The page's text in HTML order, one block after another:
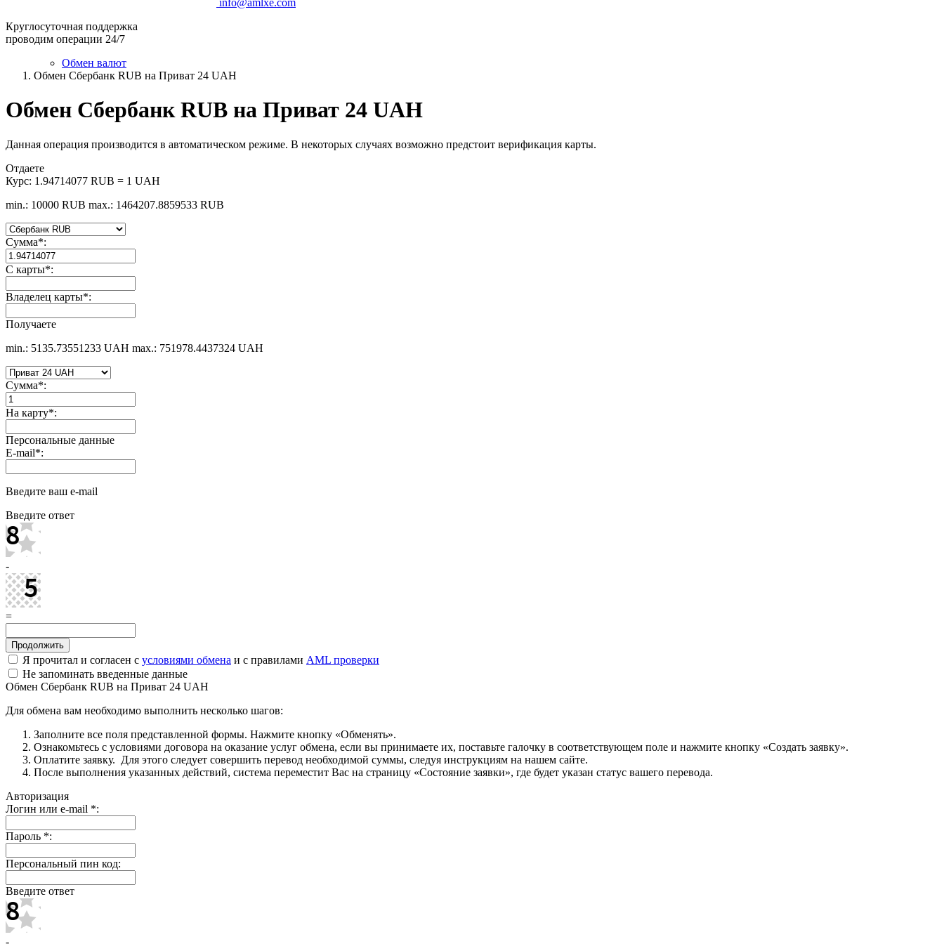
info@amlxe.com
Круглосуточная поддержка
проводим операции 24/7
Обмен валют
Обмен Сбербанк RUB на Приват 24 UAH
Обмен Сбербанк RUB на Приват 24 UAH
Данная операция производится в автоматическом режиме. В некоторых случаях возможно предстоит верификация карты.
Отдаете
Курс: 1.94714077 RUB = 1 UAH
min.: 10000 RUB max.: 1464207.8859533 RUB
Сумма*:
С карты*:
Владелец карты*:
Получаете
min.: 5135.73551233 UAH max.: 751978.4437324 UAH
Сумма*:
На карту*:
Персональные данные
E-mail*:
Введите ваш e-mail
Введите ответ
-
=
Я прочитал и согласен с условиями обмена и с правилами AML проверки
Не запоминать введенные данные
Обмен Сбербанк RUB на Приват 24 UAH
Для обмена вам необходимо выполнить несколько шагов:
Заполните все поля представленной формы. Нажмите кнопку «Обменять».
Ознакомьтесь с условиями договора на оказание услуг обмена, если вы принимаете их, поставьте галочку в соответствующем поле и нажмите кнопку «Создать заявку».
Оплатите заявку. Для этого следует совершить перевод необходимой суммы, следуя инструкциям на нашем сайте.
После выполнения указанных действий, система переместит Вас на страницу «Состояние заявки», где будет указан статус вашего перевода.
Авторизация
Логин или e-mail *:
Пароль *:
Персональный пин код:
Введите ответ
-